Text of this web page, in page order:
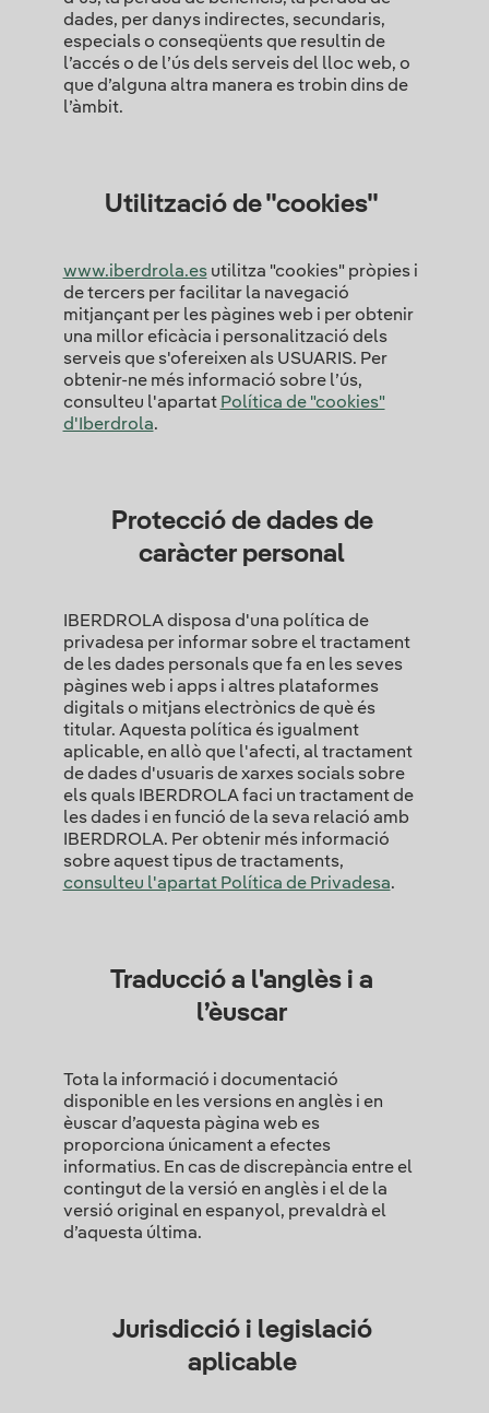
dades, per danys indirectes, secundaris,
especials o conseqüents que resultin de
l’accés o de l’ús dels serveis del lloc web, o
que d’alguna altra manera es trobin dins de
l’àmbit.
Utilització de "cookies"
www.iberdrola.esutilitza "cookies" pròpies i
de tercers per facilitar la navegació
mitjançant per les pàgines web i per obtenir
una millor eficàcia i personalització dels
serveis que s'ofereixen als USUARIS. Per
obtenir-ne més informació sobre l’ús,
consulteu l'apartat Política de "cookies"
d'Iberdrola.
Protecció de dades de
caràcter personal
IBERDROLA disposa d'una política de
privadesa per informar sobre el tractament
de les dades personals que fa en les seves
pàgines web i apps i altres plataformes
digitals o mitjans electrònics de què és
titular. Aquesta política és igualment
aplicable, en allò que l'afecti, al tractament
de dades d'usuaris de xarxes socials sobre
els quals IBERDROLA faci un tractament de
les dades i en funció de la seva relació amb
IBERDROLA. Per obtenir més informació
sobre aquest tipus de tractaments,
consulteu l'apartat Política de Privadesa.
Traducció a l'anglès i a
l’èuscar
Tota la informació i documentació
disponible en les versions en anglès i en
èuscar d’aquesta pàgina web es
proporciona únicament a efectes
informatius. En cas de discrepància entre el
contingut de la versió en anglès i el de la
versió original en espanyol, prevaldrà el
d’aquesta última.
Jurisdicció i legislació
aplicable